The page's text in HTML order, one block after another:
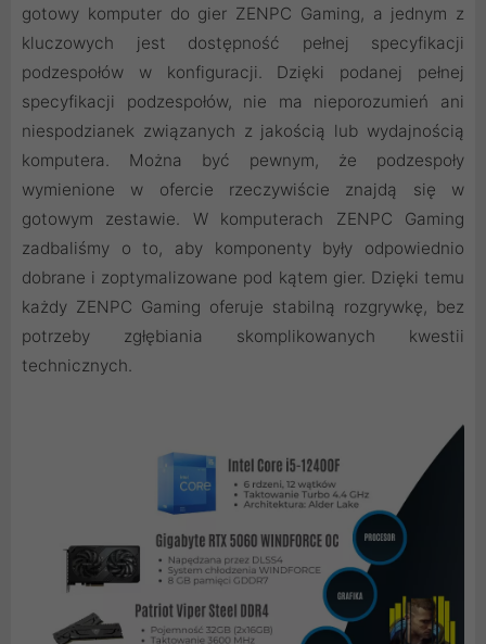
gotowy komputer do gier ZENPC Gaming, a jednym z
kluczowych jest dostępność pełnej specyfikacji
podzespołów w konfiguracji. Dzięki podanej pełnej
specyfikacji podzespołów, nie ma nieporozumień ani
niespodzianek związanych z jakością lub wydajnością
komputera. Można być pewnym, że podzespoły
wymienione w ofercie rzeczywiście znajdą się w
gotowym zestawie. W komputerach ZENPC Gaming
zadbaliśmy o to, aby komponenty były odpowiednio
dobrane i zoptymalizowane pod kątem gier. Dzięki temu
każdy ZENPC Gaming oferuje stabilną rozgrywkę, bez
potrzeby zgłębiania skomplikowanych kwestii
technicznych.